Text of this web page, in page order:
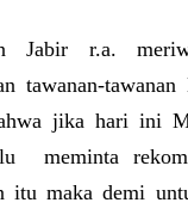
Jabir r.a.
tawanan-
jika hari ini
meminta
itu maka demi